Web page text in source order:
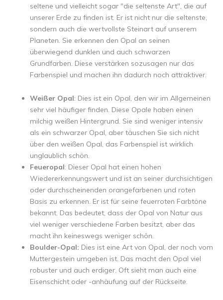
seltene und vielleicht sogar "die seltenste Art", die auf
unserer Erde zu finden ist. Er ist nicht nur die seltenste,
sondern auch die wertvollste Steinart auf unserem
Planeten. Sie erkennen den Opal an seinen
überwiegend dunklen und auch schwarzen
Grundfarben. Diese verstärken sozusagen nur das
Farbenspiel und machen ihn dadurch noch attraktiver.
Weißer Opal: Dies ist ein Opal, den wir im Allgemeinen
sehr viel häufiger finden. Diese Opale haben einen
milchig weißen Hintergrund. Sie sind weniger intensiv
als ein schwarzer Opal, aber täuschen Sie sich nicht
über den weißen Opal, das Farbenspiel ist wirklich
unglaublich schön.
Feueropal: Dieser Opal hat einen hohen
Wiedererkennungswert und ist an seiner durchsichtigen
oder durchscheinenden orangefarbenen und roten
Basis zu erkennen. Er ist für seine feuerroten Farbtöne
bekannt. Das bedeutet, dass der Opal von Natur aus
viel weniger verschiedene Farben besitzt, aber das
macht ihn keineswegs weniger schön.
Boulder-Opal: Dies ist eine Art von Opal, der noch vom
Muttergestein umgeben ist. Das macht den Opal viel
robuster und auch erdiger. Oft sieht man auch eine
Eisenschicht oder -anhäufung auf der Rückseite.